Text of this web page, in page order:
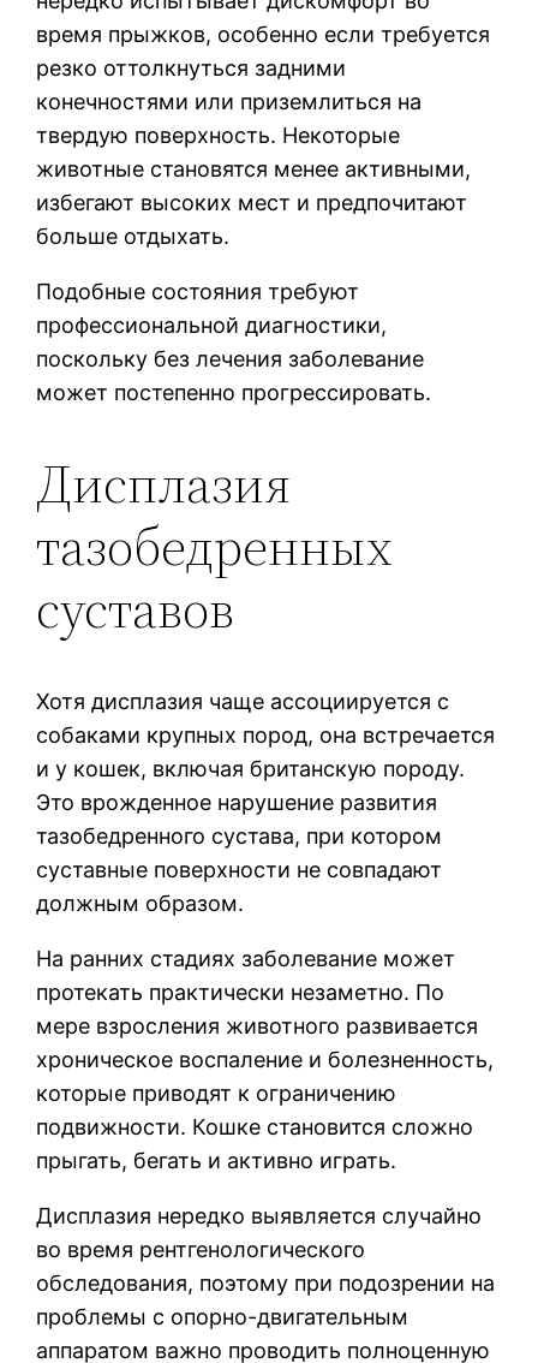
время прыжков, особенно если требуется
резко оттолкнуться задними
конечностями или приземлиться на
твердую поверхность. Некоторые
животные становятся менее активными,
избегают высоких мест и предпочитают
больше отдыхать.
Подобные состояния требуют
профессиональной диагностики,
поскольку без лечения заболевание
может постепенно прогрессировать.
Дисплазия
тазобедренных
суставов
Хотя дисплазия чаще ассоциируется с
собаками крупных пород, она встречается
и у кошек, включая британскую породу.
Это врожденное нарушение развития
тазобедренного сустава, при котором
суставные поверхности не совпадают
должным образом.
На ранних стадиях заболевание может
протекать практически незаметно. По
мере взросления животного развивается
хроническое воспаление и болезненность,
которые приводят к ограничению
подвижности. Кошке становится сложно
прыгать, бегать и активно играть.
Дисплазия нередко выявляется случайно
во время рентгенологического
обследования, поэтому при подозрении на
проблемы с опорно-двигательным
аппаратом важно проводить полноценную